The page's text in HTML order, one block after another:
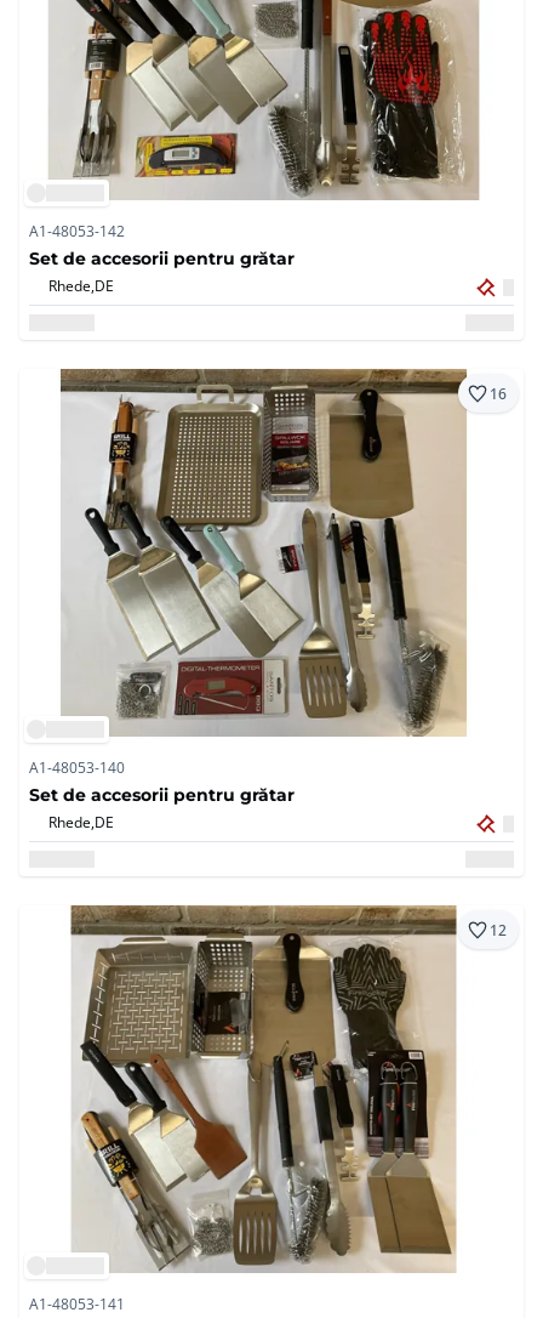
A1-48053-142
Set de accesorii pentru grătar
Rhede,DE
16
A1-48053-140
Set de accesorii pentru grătar
Rhede,DE
12
A1-48053-141